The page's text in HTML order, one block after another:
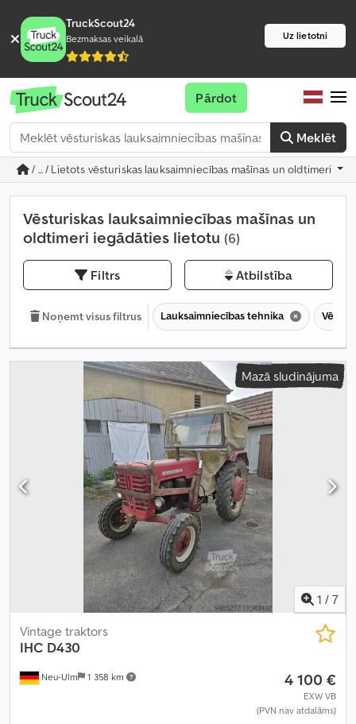
TruckScout24
Bezmaksas veikalā Uz lietotni
Meklēt
Pārdot
/ ... / Lietots vēsturiskas lauksaimniecības mašīnas un oldtimeri
Vēsturiskas lauksaimniecības mašīnas un
oldtimeri iegādāties lietotu (6)
Filtrs Atbilstība
Noņemt visus filtrus Lauksaimniecības tehnika
Mazā sludinājuma
1 / 7
Neu-Ulm 1 358 km
Vintage traktors
IHC D430
4 100 €
EXW VB
(PVN nav atdalāms)